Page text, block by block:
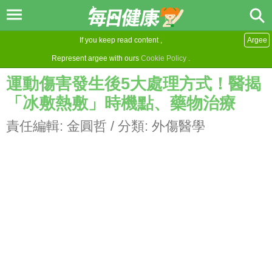
If you keep read content ,
Represent argee with ours Cookie Policy .
Argee
運動傷害發生後5大處理方式！醫揭
「冰敷熱敷」時機點、藥物治療
責任編輯: 金圓哲 / 分類: 外傷醫學